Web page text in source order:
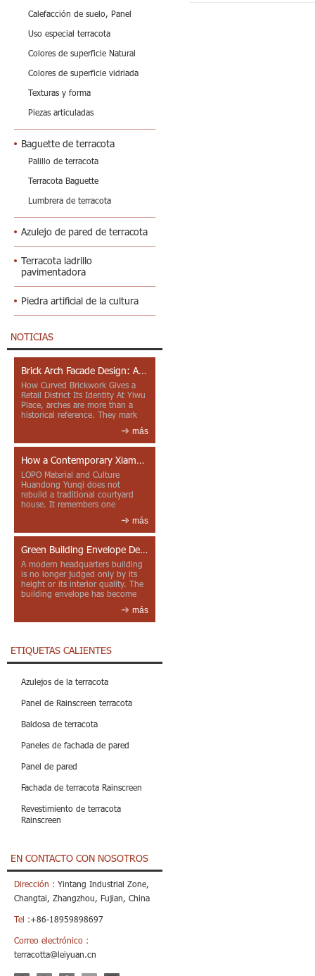
Calefacción de suelo, Panel
Uso especial terracota
Colores de superficie Natural
Colores de superficie vidriada
Texturas y forma
Piezas articuladas
Baguette de terracota
Palillo de terracota
Terracota Baguette
Lumbrera de terracota
Azulejo de pared de terracota
Terracota ladrillo
pavimentadora
Piedra artificial de la cultura
NOTICIAS
Brick Arch Facade Design: A Closer Look at Yiwu Place
How Curved Brickwork Gives a
Retail District Its Identity At Yiwu
Place, arches are more than a
historical reference. They mark
más
How a Contemporary Xiamen Project Reframes Minnan Red Brick
LOPO Material and Culture
Huandong Yunqi does not
rebuild a traditional courtyard
house. It remembers one
más
Green Building Envelope Design: Clay Sunscreen Fins for Modern Headquarters Architecture
A modern headquarters building
is no longer judged only by its
height or its interior quality. The
building envelope has become
más
ETIQUETAS CALIENTES
Azulejos de la terracota
Panel de Rainscreen terracota
Baldosa de terracota
Paneles de fachada de pared
Panel de pared
Fachada de terracota Rainscreen
Revestimiento de terracota
Rainscreen
EN CONTACTO CON NOSOTROS
Dirección : Yintang Industrial Zone,
Changtai, Zhangzhou, Fujian, China
Tel :+86-18959898697
Correo electrónico :
terracotta@leiyuan.cn